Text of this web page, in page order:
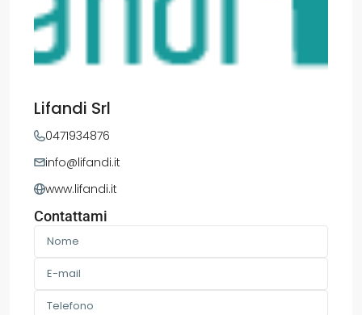
Lifandi Srl
0471934876
info@lifandi.it
www.lifandi.it
Contattami